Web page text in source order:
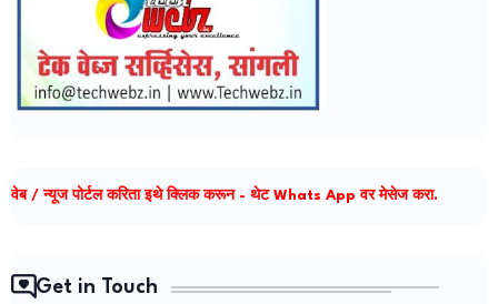
वेब / न्यूज पोर्टल करिता इथे क्लिक करून - थेट Whats App वर मेसेज करा.
Get in Touch